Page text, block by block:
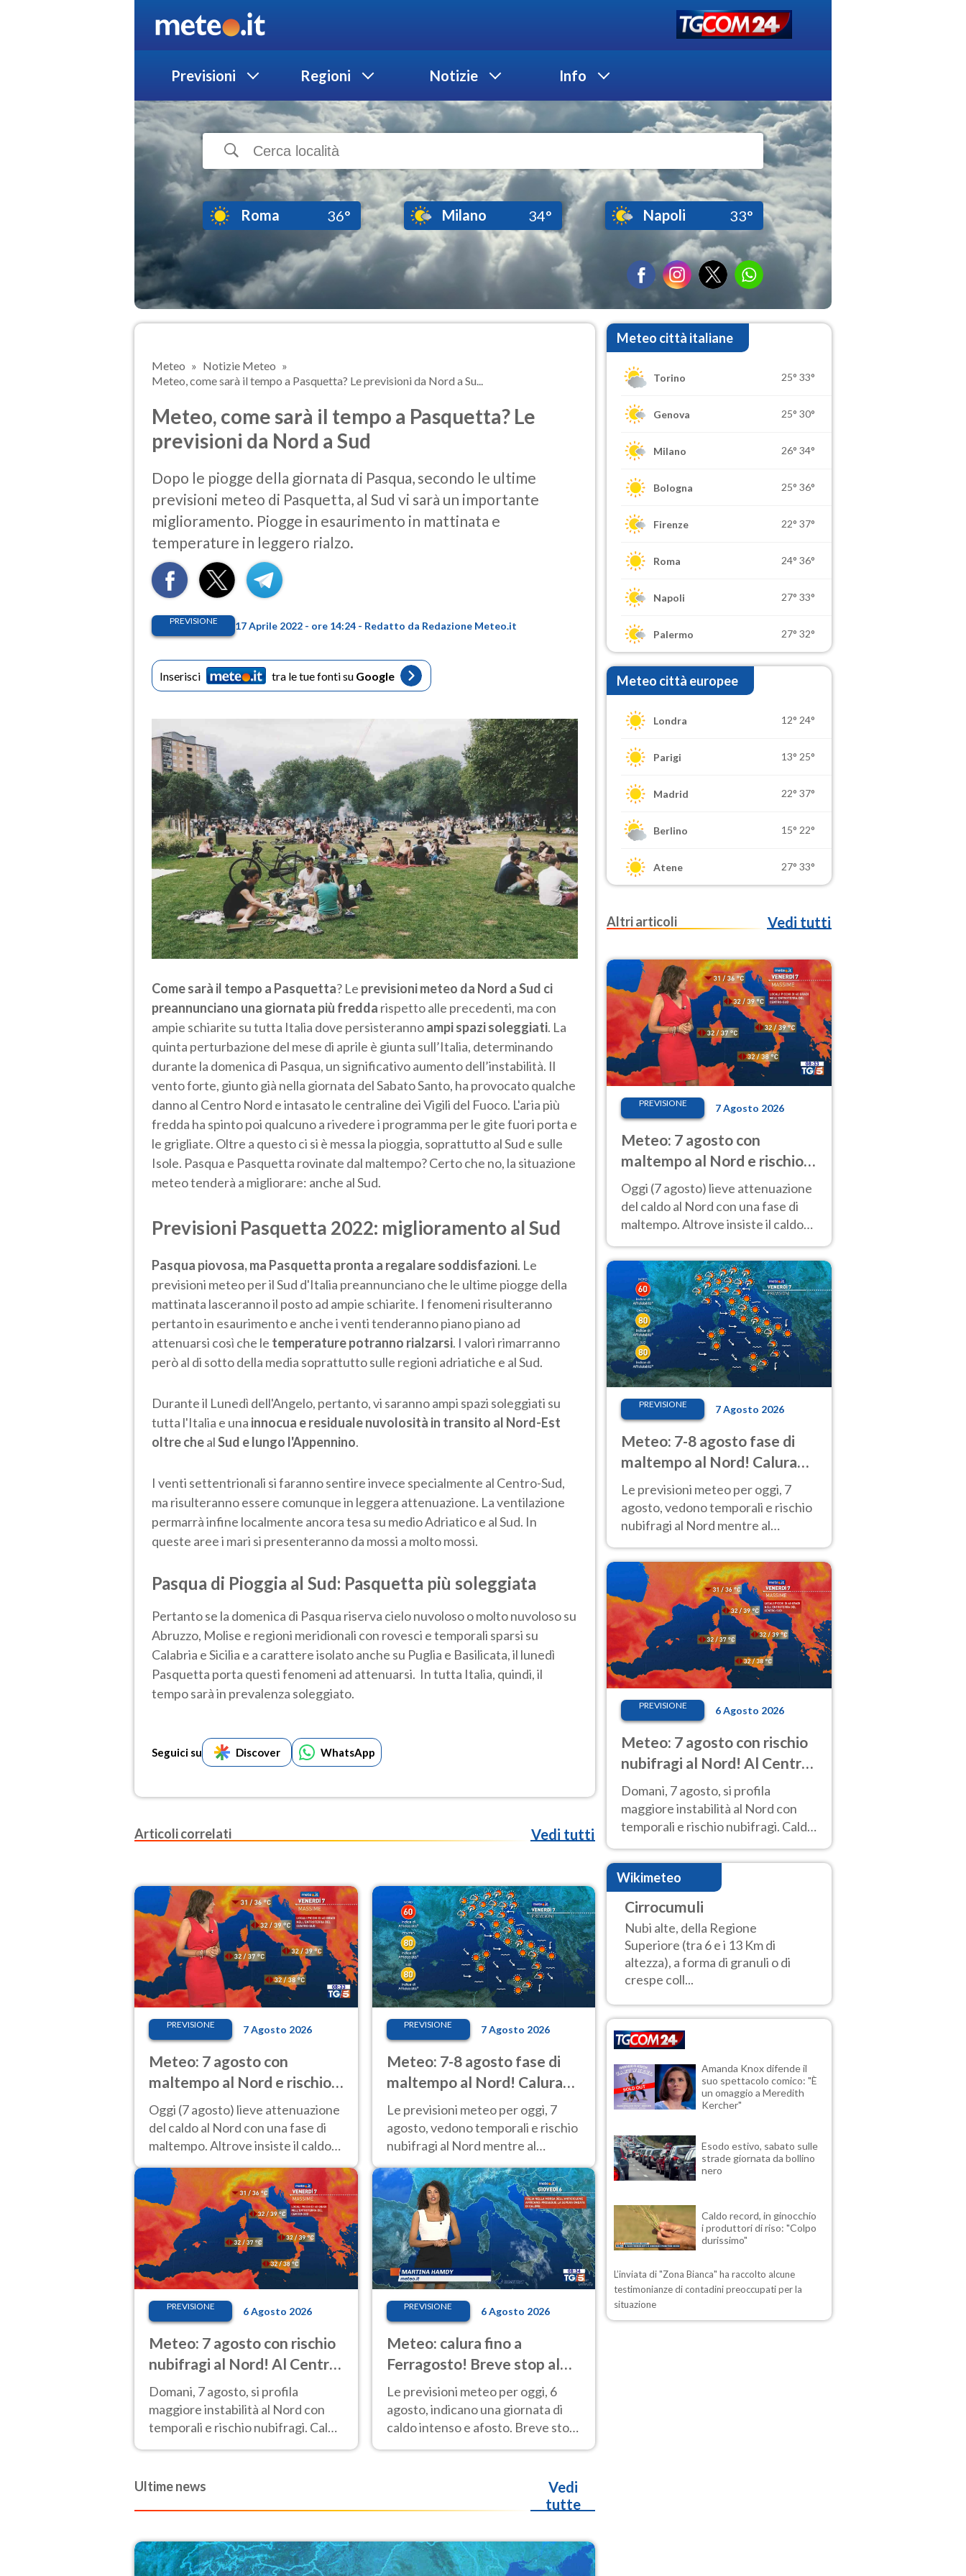
Previsioni Regioni Notizie Info
Roma 36° Milano 34° Napoli 33°
Meteo
Notizie Meteo
Meteo, come sarà il tempo a Pasquetta? Le previsioni da Nord a Su...
Meteo, come sarà il tempo a Pasquetta? Le
previsioni da Nord a Sud
Dopo le piogge della giornata di Pasqua, secondo le ultime
previsioni meteo di Pasquetta, al Sud vi sarà un importante
miglioramento. Piogge in esaurimento in mattinata e
temperature in leggero rialzo.
PREVISIONE 17 Aprile 2022 - ore 14:24 - Redatto da Redazione Meteo.it
Inserisci tra le tue fonti su Google
Come sarà il tempo a Pasquetta? Le previsioni meteo da Nord a Sud ci
preannunciano una giornata più fredda rispetto alle precedenti, ma con
ampie schiarite su tutta Italia dove persisterannoampi spazi soleggiati. La
quinta perturbazione del mese di aprile è giunta sull’Italia, determinando
durante la domenica di Pasqua, un significativo aumento dell’instabilità. Il
vento forte, giunto già nella giornata del Sabato Santo, ha provocato qualche
danno al Centro Nord e intasato le centraline dei Vigili del Fuoco. L'aria più
fredda ha spinto poi qualcuno a rivedere i programma per le gite fuori porta e
le grigliate. Oltre a questo ci si è messa la pioggia, soprattutto al Sud e sulle
Isole. Pasqua e Pasquetta rovinate dal maltempo? Certo che no, la situazione
meteo tenderà a migliorare: anche al Sud.
Previsioni Pasquetta 2022: miglioramento al Sud
Pasqua piovosa, ma Pasquetta pronta a regalare soddisfazioni. Le
previsioni meteo per il Sud d'Italia preannunciano che le ultime piogge della
mattinata lasceranno il posto ad ampie schiarite. I fenomeni risulteranno
pertanto in esaurimento e anche i venti tenderanno piano piano ad
attenuarsi così che le temperature potranno rialzarsi. I valori rimarranno
però al di sotto della media soprattutto sulle regioni adriatiche e al Sud.
Durante il Lunedì dell'Angelo, pertanto, vi saranno ampi spazi soleggiati su
tutta l'Italia e una innocua e residuale nuvolosità in transito al Nord-Est
oltre chealSud e lungo l'Appennino.
I venti settentrionali si faranno sentire invece specialmente al Centro-Sud,
ma risulteranno essere comunque in leggera attenuazione. La ventilazione
permarrà infine localmente ancora tesa su medio Adriatico e al Sud. In
queste aree i mari si presenteranno da mossi a molto mossi.
Pasqua di Pioggia al Sud: Pasquetta più soleggiata
Pertanto se la domenica di Pasqua riserva cielo nuvoloso o molto nuvoloso su
Abruzzo, Molise e regioni meridionali con rovesci e temporali sparsi su
Calabria e Sicilia e a carattere isolato anche su Puglia e Basilicata, il lunedì
Pasquetta porta questi fenomeni ad attenuarsi. In tutta Italia, quindi, il
tempo sarà in prevalenza soleggiato.
Seguici su Discover WhatsApp
Articoli correlati Vedi tutti
PREVISIONE 7 Agosto 2026
Meteo: 7 agosto con
maltempo al Nord e rischio
nubifragi. Altrove caldo
estremo
Oggi (7 agosto) lieve attenuazione
del caldo al Nord con una fase di
maltempo. Altrove insiste il caldo
estremo con picchi di 40°C. Le
previsioni
PREVISIONE 7 Agosto 2026
Meteo: 7-8 agosto fase di
maltempo al Nord! Calura
fino a Ferragosto
Le previsioni meteo per oggi, 7
agosto, vedono temporali e rischio
nubifragi al Nord mentre al
Centro-Sud sole e caldo sempre
molto intenso.
PREVISIONE 6 Agosto 2026
Meteo: 7 agosto con rischio
nubifragi al Nord! Al Centro-
Sud caldo estremo
Domani, 7 agosto, si profila
maggiore instabilità al Nord con
temporali e rischio nubifragi. Caldo
PREVISIONE 6 Agosto 2026
Meteo: calura fino a
Ferragosto! Breve stop al
Nord tra 7 e 9 agosto
Le previsioni meteo per oggi, 6
agosto, indicano una giornata di
caldo intenso e afosto. Breve stop
Ultime news
Vedi
tutte
Meteo città italiane
Torino 25° 33°
Genova 25° 30°
Milano 26° 34°
Bologna 25° 36°
Firenze 22° 37°
Roma 24° 36°
Napoli 27° 33°
Palermo 27° 32°
Meteo città europee
Londra 12° 24°
Parigi 13° 25°
Madrid 22° 37°
Berlino 15° 22°
Atene 27° 33°
Altri articoli Vedi tutti
PREVISIONE 7 Agosto 2026
Meteo: 7 agosto con
maltempo al Nord e rischio
nubifragi. Altrove caldo
estremo
Oggi (7 agosto) lieve attenuazione
del caldo al Nord con una fase di
maltempo. Altrove insiste il caldo
previsioni
PREVISIONE 7 Agosto 2026
Meteo: 7-8 agosto fase di
maltempo al Nord! Calura
fino a Ferragosto
Le previsioni meteo per oggi, 7
agosto, vedono temporali e rischio
nubifragi al Nord mentre al
molto intenso.
PREVISIONE 6 Agosto 2026
Meteo: 7 agosto con rischio
nubifragi al Nord! Al Centro-
Sud caldo estremo
Domani, 7 agosto, si profila
maggiore instabilità al Nord con
temporali e rischio nubifragi. Caldo
previsioni.
Wikimeteo
Cirrocumuli
Nubi alte, della Regione
Superiore (tra 6 e i 13 Km di
altezza), a forma di granuli o di
crespe coll...
Amanda Knox difende il
suo spettacolo comico: "È
un omaggio a Meredith
Kercher"
Esodo estivo, sabato sulle
strade giornata da bollino
nero
Caldo record, in ginocchio
i produttori di riso: "Colpo
durissimo"
L’inviata di "Zona Bianca" ha raccolto alcune
testimonianze di contadini preoccupati per la
situazione